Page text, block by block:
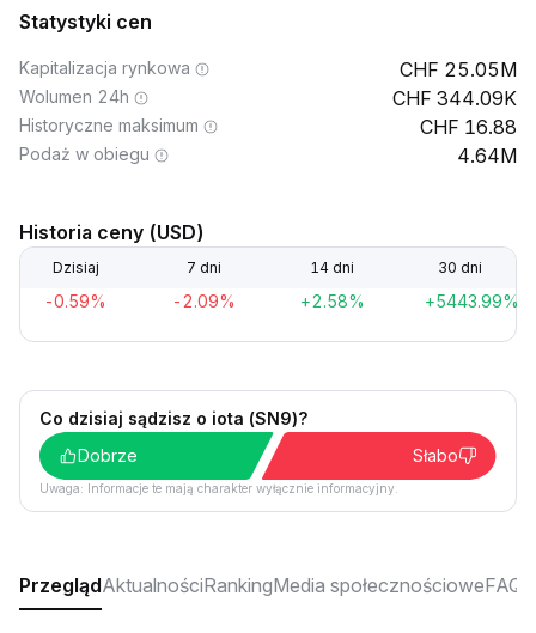
Statystyki cen
Kapitalizacja rynkowa 25.05M
Wolumen 24h 344.09K
Historyczne maksimum 16.88
Podaż w obiegu 4.64M
Historia ceny (USD)
Dzisiaj 7 dni 14 dni 30 dni
-0.59% -2.09% +2.58% +5443.99%
Co dzisiaj sądzisz o iota (SN9)?
Dobrze
Słabo
Uwaga: Informacje te mają charakter wyłącznie informacyjny.
PrzeglądAktualnościRankingMedia społecznościoweFAQ